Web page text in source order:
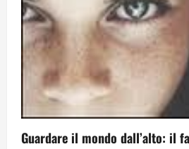
Guardare il mondo dall’alto: il